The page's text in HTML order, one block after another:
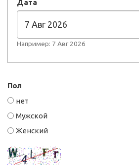
Дата
Например: 7 Авг 2026
Пол
нет
Мужской
Женский